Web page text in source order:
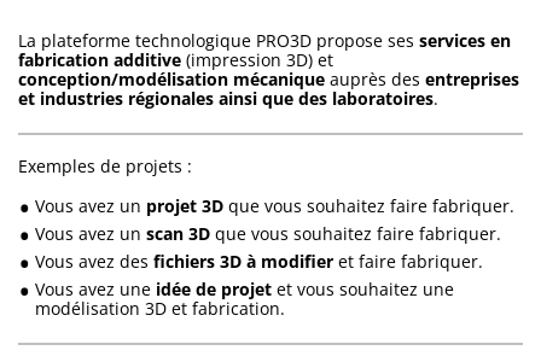
La plateforme technologique PRO3D propose ses services en
fabrication additive (impression 3D) et
conception/modélisation mécanique auprès des entreprises
et industries régionales ainsi que des laboratoires.
Exemples de projets :
Vous avez un projet 3D que vous souhaitez faire fabriquer.
Vous avez un scan 3D que vous souhaitez faire fabriquer.
Vous avez des fichiers 3D à modifier et faire fabriquer.
Vous avez une idée de projet et vous souhaitez une
modélisation 3D et fabrication.